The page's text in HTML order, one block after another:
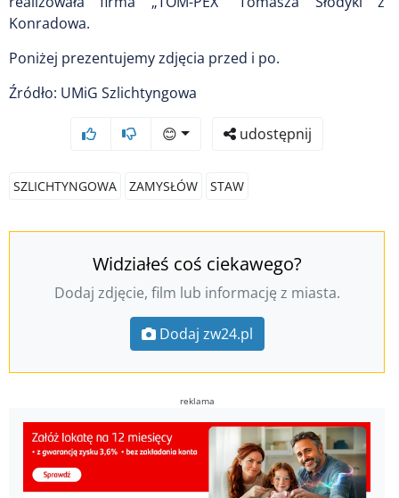
Konradowa.
Poniżej prezentujemy zdjęcia przed i po.
Źródło: UMiG Szlichtyngowa
😊 udostępnij
SZLICHTYNGOWA ZAMYSŁÓW STAW
Widziałeś coś ciekawego?
Dodaj zdjęcie, film lub informację z miasta.
Dodaj zw24.pl
reklama